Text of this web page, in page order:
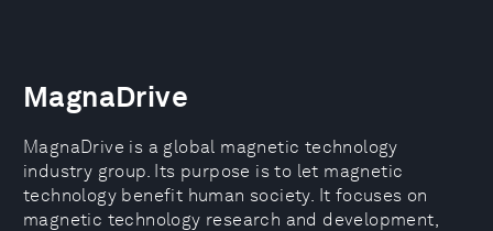
MagnaDrive
MagnaDrive is a global magnetic technology
industry group. Its purpose is to let magnetic
technology benefit human society. It focuses on
magnetic technology research and development,